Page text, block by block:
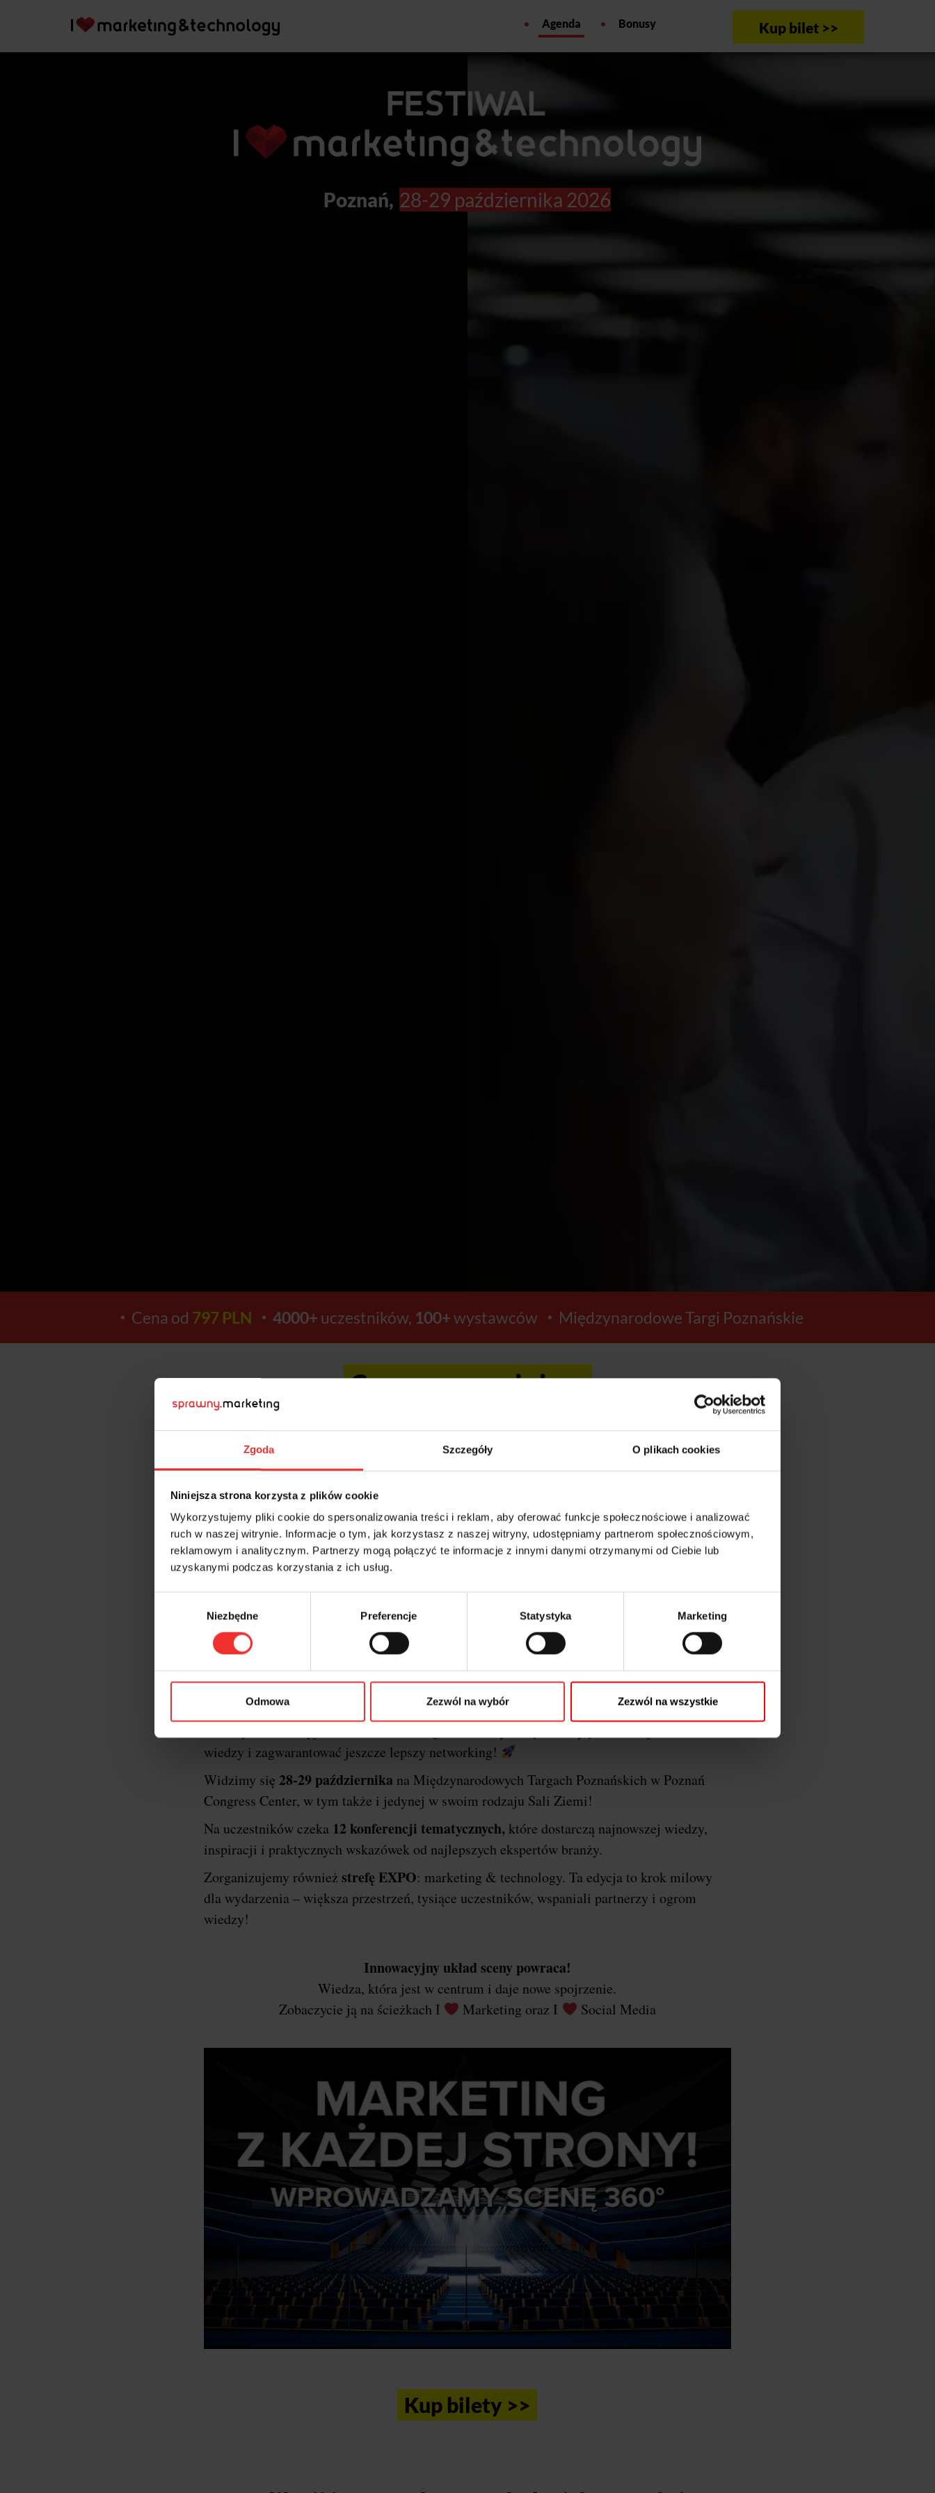
Zgoda Szczegóły O plikach cookies
Niniejsza strona korzysta z plików cookie
Wykorzystujemy pliki cookie do spersonalizowania treści i reklam, aby oferować funkcje społecznościowe i analizować
ruch w naszej witrynie. Informacje o tym, jak korzystasz z naszej witryny, udostępniamy partnerom społecznościowym,
reklamowym i analitycznym. Partnerzy mogą połączyć te informacje z innymi danymi otrzymanymi od Ciebie lub
uzyskanymi podczas korzystania z ich usług.
Niezbędne Preferencje Statystyka Marketing
Odmowa Zezwól na wybór Zezwól na wszystkie
Kup bilet >>
Agenda Bonusy
Poznań, 28-29 października 2026
Cena od 797 PLN 4000+ uczestników, 100+wystawców Międzynarodowe Targi Poznańskie
Ceny wzrosną już za:
13
DNI
22
GODZIN
8 29
Kup bilety >>
Krótko o festiwalu i dlaczego Poznań…
XXII edycja konferencjiI
Marketing & Technology powraca do stolicy Wielkopolski, a
oficjalnym gospodarzem wydarzenia będzie miastoPoznań
Ponownie razem łączymy
wiedzy i zagwarantować jeszcze lepszy networking!
Widzimy się 28-29 października na Międzynarodowych Targach Poznańskich w Poznań
Congress Center, w tym także i jedynej w swoim rodzaju Sali Ziemi!
Na uczestników czeka 12 konferencji tematycznych,które dostarczą najnowszej wiedzy,
inspiracji i praktycznych wskazówek od najlepszych ekspertów branży.
Zorganizujemy również strefę EXPO: marketing & technology. Ta edycja to krok milowy
dla wydarzenia – większa przestrzeń, tysiące uczestników, wspaniali partnerzy i ogrom
wiedzy!
Innowacyjny układ sceny powraca!
Wiedza, która jest w centrum i daje nowe spojrzenie.
Zobaczycie ją na ścieżkach I
Marketing oraz I Social Media
Kup bilety >>